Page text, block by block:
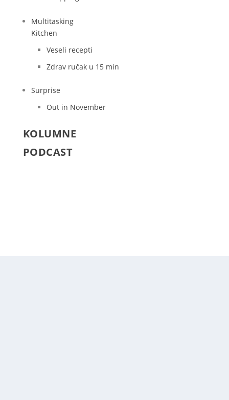
Multitasking
Kitchen
Veseli recepti
Zdrav ručak u 15 min
Surprise
Out in November
KOLUMNE
PODCAST